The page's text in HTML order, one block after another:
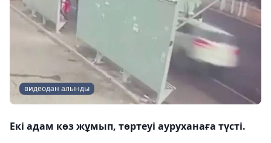
видеодан алынды
Екі адам көз жұмып, төртеуі ауруханаға түсті.